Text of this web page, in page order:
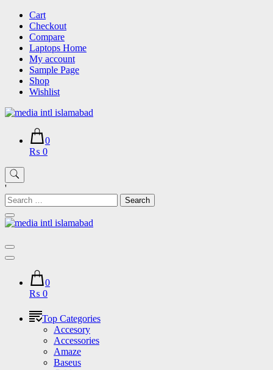
Skip
content
Cart
Checkout
Compare
Laptops Home
My account
Sample Page
Shop
Wishlist
0
₨ 0
'
Search
for:
0
₨ 0
Top Categories
Accesory
Accessories
Amaze
Baseus